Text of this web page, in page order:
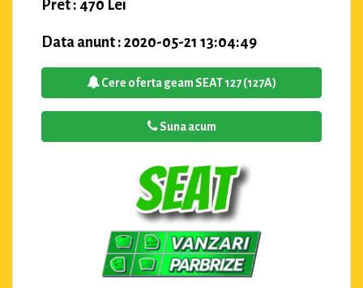
Pret : 470 Lei
Data anunt : 2020-05-21 13:04:49
Cere oferta geam SEAT 127 (127A)
Suna acum